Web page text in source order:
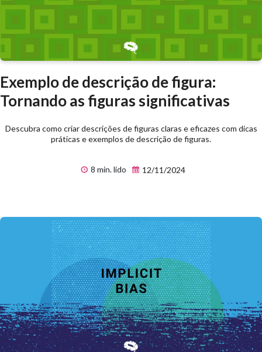
Exemplo de descrição de figura:
Tornando as figuras significativas
Descubra como criar descrições de figuras claras e eficazes com dicas
práticas e exemplos de descrição de figuras.
8 min. lido 12/11/2024